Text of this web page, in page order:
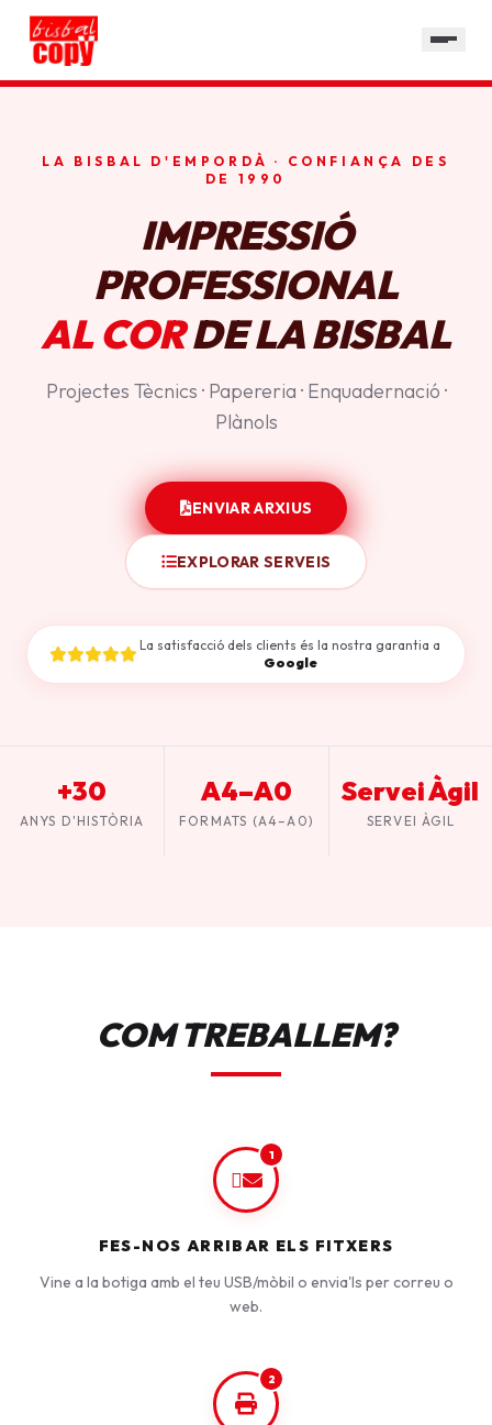
HORARI
LA BISBAL D'EMPORDÀ · CONFIANÇA DES
DE 1990
IMPRESSIÓ
PROFESSIONAL
AL CORDE LA BISBAL
Projectes Tècnics · Papereria · Enquadernació ·
Plànols
ENVIAR ARXIUS
EXPLORAR SERVEIS
La satisfacció dels clients és la nostra garantia a
Google
+30
ANYS D'HISTÒRIA
A4–A0
FORMATS (A4–A0)
Servei Àgil
SERVEI ÀGIL
COM TREBALLEM?
1
FES-NOS ARRIBAR ELS FITXERS
Vine a la botiga amb el teu USB/mòbil o envia'ls per correu o
web.
2